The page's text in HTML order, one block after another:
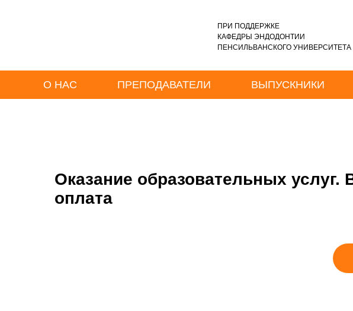
ПРИ ПОДДЕРЖКЕ
КАФЕДРЫ ЭНДОДОНТИИ
ПЕНСИЛЬВАНСКОГО УНИВЕРСИТЕТА
О НАС ПРЕПОДАВАТЕЛИ ВЫПУСКНИКИ
Оказание образовательных
оплата